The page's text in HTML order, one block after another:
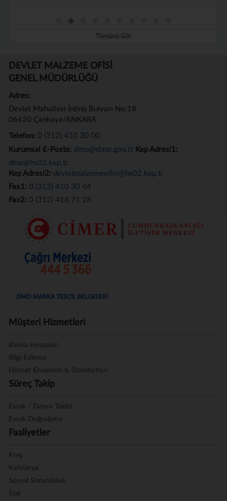
Tümünü Gör
DEVLET MALZEME OFİSİ
GENEL MÜDÜRLÜĞÜ
Adres:
Devlet Mahallesi İnönü Bulvarı No:18
06420 Çankaya/ANKARA
Telefon: 0 (312) 410 30 00
Kurumsal E-Posta: dmo@dmo.gov.tr Kep Adresi1:
dmo@hs02.kep.tr
Kep Adresi2: devletmalzemeofisi@hs02.kep.tr
Fax1: 0 (312) 410 30 44
Fax2: 0 (312) 418 71 28
DMO MARKA TESCİL BELGELERİ
Müşteri Hizmetleri
Banka Hesapları
Bilgi Edinme
Hizmet Envanteri & Standartları
Süreç Takip
Evrak / Dosya Takibi
Evrak Doğrulama
Faaliyetler
Kreş
Kafeterya
Sosyal Sorumluluk
Staj